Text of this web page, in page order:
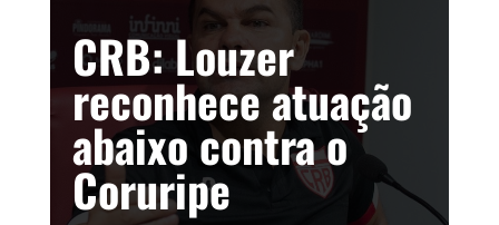
CRB: Louzer
reconhece atuação
abaixo contra o
Coruripe